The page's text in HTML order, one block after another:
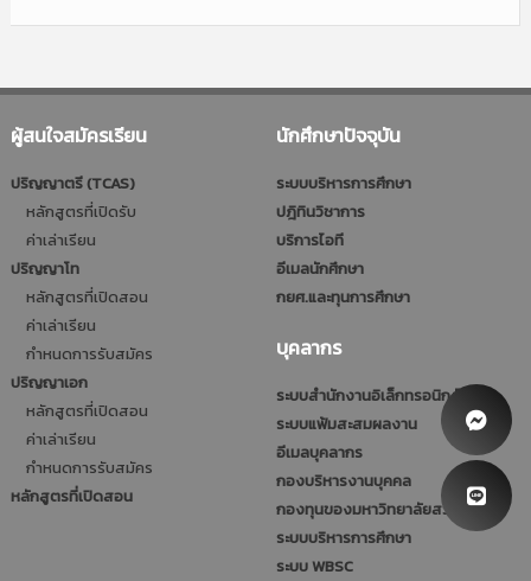
ผู้สนใจสมัครเรียน
ปริญญาตรี (TCAS)
หลักสูตรที่เปิดรับ
ค่าเล่าเรียน
ปริญญาโท
หลักสูตรที่เปิดสอน
ค่าเล่าเรียน
กำหนดการรับสมัคร
ปริญญาเอก
หลักสูตรที่เปิดสอน
ค่าเล่าเรียน
กำหนดการรับสมัคร
หลักสูตรที่เปิดสอน
นักศึกษาปัจจุบัน
ระบบบริหารการศึกษา
ปฎิทินวิชาการ
บริการไอที
อีเมลนักศึกษา
กยศ.และทุนการศึกษา
บุคลากร
ระบบสำนักงานอิเล็กทรอนิกส์
ระบบแฟ้มสะสมผลงาน
อีเมลบุคลากร
กองบริหารงานบุคคล
กองทุนของมหาวิทยาลัยสวนดุสิต
ระบบบริหารการศึกษา
ระบบ WBSC